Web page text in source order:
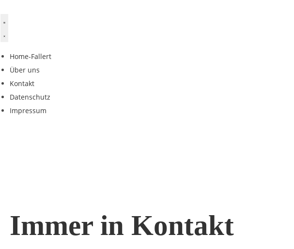
Home-Fallert
Über uns
Kontakt
Datenschutz
Impressum
Immer in Kontakt